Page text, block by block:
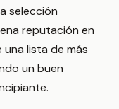
selección
reputación en
lista de más
un buen